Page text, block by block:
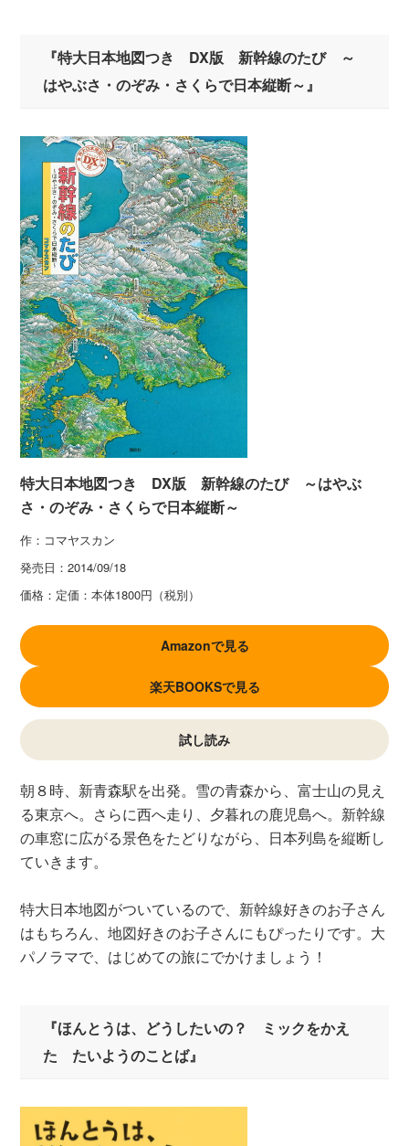
『特大日本地図つき DX版 新幹線のたび ～
はやぶさ・のぞみ・さくらで日本縦断～』
特大日本地図つき DX版 新幹線のたび ～はやぶ
さ・のぞみ・さくらで日本縦断～
作：コマヤスカン
発売日：2014/09/18
価格： 定価：本体1800円（税別）
Amazonで見る
楽天BOOKSで見る
試し読み
朝８時、新青森駅を出発。雪の青森から、富士山の見え
る東京へ。さらに西へ走り、夕暮れの鹿児島へ。新幹線
の車窓に広がる景色をたどりながら、日本列島を縦断し
ていきます。
特大日本地図がついているので、新幹線好きのお子さん
はもちろん、地図好きのお子さんにもぴったりです。大
パノラマで、はじめての旅にでかけましょう！
『ほんとうは、どうしたいの？ ミックをかえ
た たいようのことば』